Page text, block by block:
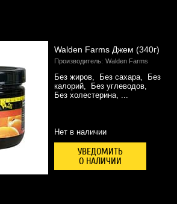
Walden Farms Джем (340г)
Производитель: Walden Farms
Без жиров, Без сахара, Без
калорий, Без углеводов,
Без холестерина, ...
Нет в наличии
УВЕДОМИТЬ
О НАЛИЧИИ